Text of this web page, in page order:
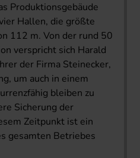
Produktionsgebäude
Hallen, die größte
112 m. Von der rund 50
verspricht sich Harald
der Firma Steinecker,
um auch in einem
bleiben zu
Sicherung der
Zeitpunkt ist ein
gesamten Betriebes